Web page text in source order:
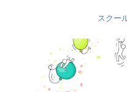
スクー